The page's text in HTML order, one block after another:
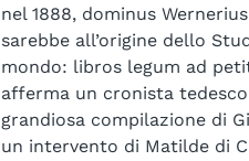
nel 1888, dominus
sarebbe all’origine dello
mondo: libros legum ad
afferma un cronista
grandiosa compilazione di
un intervento di Matilde di